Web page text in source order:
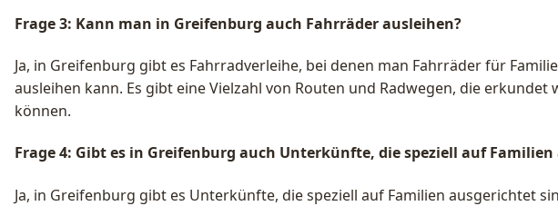
Frage 3: Kann man in Greifenburg auch Fahrräder ausleihen?
Ja, in Greifenburg gibt es Fahrradverleihe, bei denen man Fahrräder für
ausleihen kann. Es gibt eine Vielzahl von Routen und Radwegen, die erkundet
können.
Frage 4: Gibt es in Greifenburg auch Unterkünfte, die speziell auf
Ja, in Greifenburg gibt es Unterkünfte, die speziell auf Familien ausgerichtet